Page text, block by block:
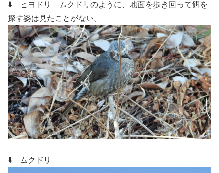
⬇️ ヒヨドリ
ムクドリのように、地面を歩き回って餌を
探す姿は見たことがない。
⬇️ ムクドリ